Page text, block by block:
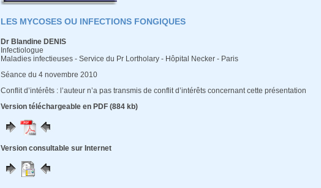
LES MYCOSES OU INFECTIONS FONGIQUES
Dr Blandine DENIS
Infectiologue
Maladies infectieuses - Service du Pr Lortholary - Hôpital Necker - Paris
Séance du 4 novembre 2010
Conflit d’intérêts : l’auteur n’a pas transmis de conflit d’intérêts concernant cette présentation
Version téléchargeable en PDF (884 kb)
Version consultable sur Internet